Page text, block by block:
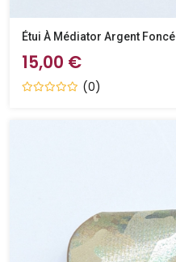
Étui À Médiator Argent Foncé
15,00 €
(0)